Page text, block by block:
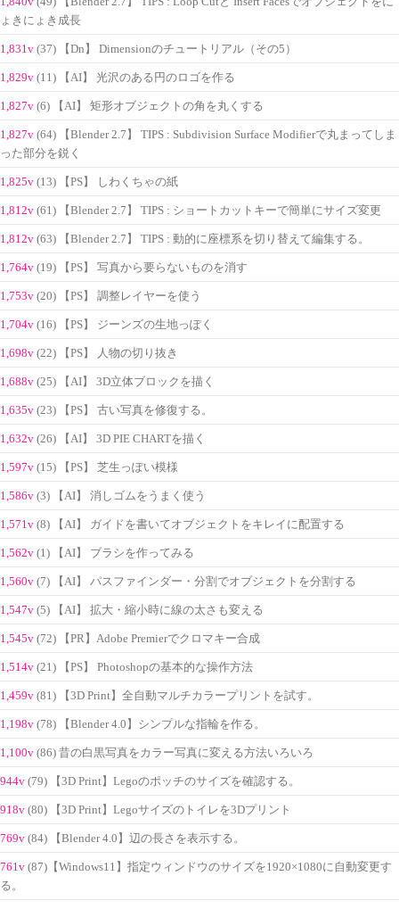
ょきにょき成長
1,831v (37) 【Dn】 Dimensionのチュートリアル（その5）
1,829v (11) 【AI】 光沢のある円のロゴを作る
1,827v (6) 【AI】 矩形オブジェクトの角を丸くする
1,827v (64) 【Blender 2.7】 TIPS : Subdivision Surface Modifierで丸まってしま
った部分を鋭く
1,825v (13) 【PS】 しわくちゃの紙
1,812v (61) 【Blender 2.7】 TIPS : ショートカットキーで簡単にサイズ変更
1,812v (63) 【Blender 2.7】 TIPS : 動的に座標系を切り替えて編集する。
1,764v (19) 【PS】 写真から要らないものを消す
1,753v (20) 【PS】 調整レイヤーを使う
1,704v (16) 【PS】 ジーンズの生地っぽく
1,698v (22) 【PS】 人物の切り抜き
1,688v (25) 【AI】 3D立体ブロックを描く
1,635v (23) 【PS】 古い写真を修復する。
1,632v (26) 【AI】 3D PIE CHARTを描く
1,597v (15) 【PS】 芝生っぽい模様
1,586v (3) 【AI】 消しゴムをうまく使う
1,571v (8) 【AI】 ガイドを書いてオブジェクトをキレイに配置する
1,562v (1) 【AI】 ブラシを作ってみる
1,560v (7) 【AI】 パスファインダー・分割でオブジェクトを分割する
1,547v (5) 【AI】 拡大・縮小時に線の太さも変える
1,545v (72) 【PR】Adobe Premierでクロマキー合成
1,514v (21) 【PS】 Photoshopの基本的な操作方法
1,459v (81) 【3D Print】全自動マルチカラープリントを試す。
1,198v (78) 【Blender 4.0】シンプルな指輪を作る。
1,100v (86) 昔の白黒写真をカラー写真に変える方法いろいろ
944v (79) 【3D Print】Legoのポッチのサイズを確認する。
918v (80) 【3D Print】Legoサイズのトイレを3Dプリント
769v (84) 【Blender 4.0】辺の長さを表示する。
761v (87)【Windows11】指定ウィンドウのサイズを1920×1080に自動変更す
る。